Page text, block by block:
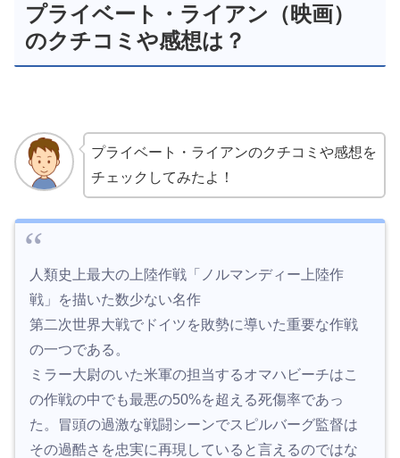
プライベート・ライアン（映画）
のクチコミや感想は？
プライベート・ライアンのクチコミや感想を
チェックしてみたよ！
人類史上最大の上陸作戦「ノルマンディー上陸作
戦」を描いた数少ない名作
第二次世界大戦でドイツを敗勢に導いた重要な作戦
の一つである。
ミラー大尉のいた米軍の担当するオマハビーチはこ
の作戦の中でも最悪の50%を超える死傷率であっ
た。冒頭の過激な戦闘シーンでスピルバーグ監督は
その過酷さを忠実に再現していると言えるのではな